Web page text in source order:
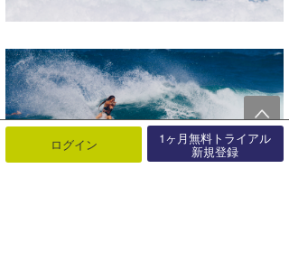
ログイン 1ヶ月無料トライアル
新規登録